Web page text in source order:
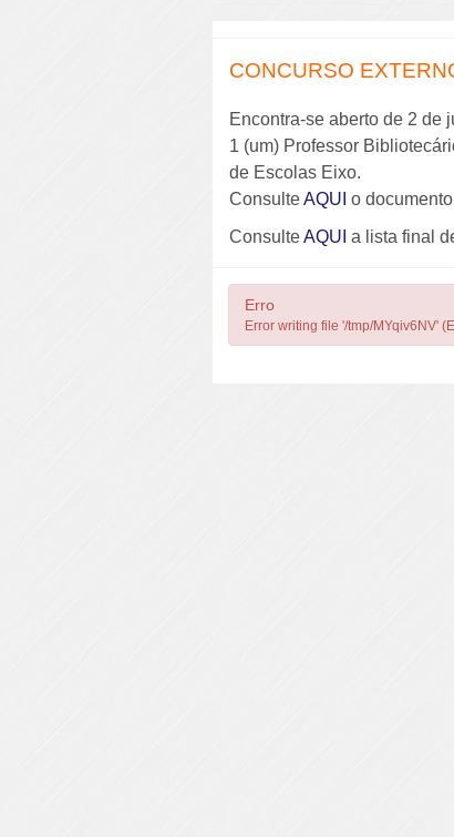
CONCURSO
Encontra-se aberto de 2 de
1 (um) Professor
de Escolas Eixo.
ConsulteAQUI o
ConsulteAQUI a lista final
Erro
Error writing file '/tmp/MYqiv6NV'